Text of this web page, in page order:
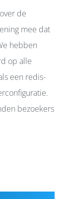
de
mee dat
hebben
op alle
een redis-
bezoekers